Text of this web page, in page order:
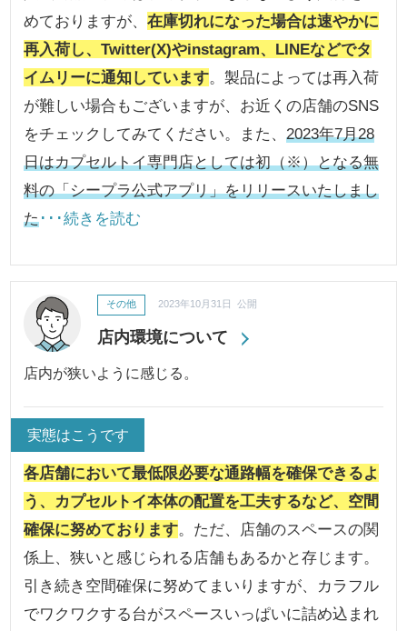
めておりますが、在庫切れになった場合は速やかに
再入荷し、Twitter(X)やinstagram、LINEなどでタ
イムリーに通知しています。製品によっては再入荷
が難しい場合もございますが、お近くの店舗のSNS
をチェックしてみてください。また、2023年7月28
日はカプセルトイ専門店としては初（※）となる無
料の「シープラ公式アプリ」をリリースいたしまし
た･･･続きを読む
店内環境について
その他 2023年10月31日 公開
店内が狭いように感じる。
実態はこうです
各店舗において最低限必要な通路幅を確保できるよ
う、カプセルトイ本体の配置を工夫するなど、空間
確保に努めております。ただ、店舗のスペースの関
係上、狭いと感じられる店舗もあるかと存じます。
引き続き空間確保に努めてまいりますが、カラフル
でワクワクする台がスペースいっぱいに詰め込まれ